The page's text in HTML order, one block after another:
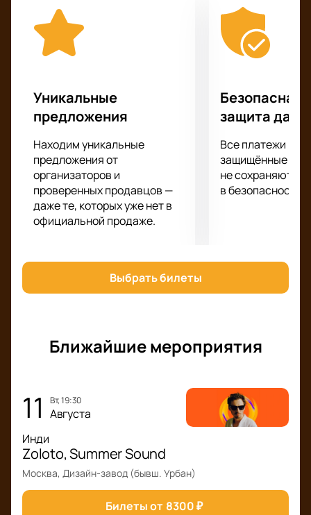
звук и эффектное световое и лазерное
сопровождение и конечно же, обаяние Дороги
меняют цвет.
Самое передовое световое и звуковое
каждый аккорд и рассмотреть выступление Дороги
меняют цвет в малейших подробностях,
независимо от того, как далеко от сцены вы
находитесь!
Уникальные
предложения
Находим уникальные
предложения от
организаторов и
проверенных продавцов —
даже те, которых уже нет в
официальной продаже.
Безопасная
защита
Все платежи
защищённые
не сохраняются
в безопасности.
Выбрать билеты
Ближайшие мероприятия
11 вт, 19:30
Августа
Инди
Zoloto, Summer Sound
Москва, Дизайн-завод (бывш. Урбан)
Билеты от 8300₽